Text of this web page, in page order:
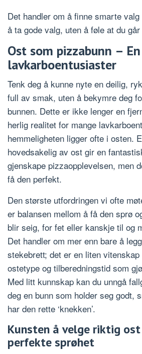
Det handler om å finne smarte
å ta gode valg, uten å føle at du
Ost som pizzabunn –
lavkarboentusiaster
Tenk deg å kunne nyte en deilig,
full av smak, uten å bekymre deg
bunnen. Dette er ikke lenger en
herlig realitet for mange
hemmeligheten ligger ofte i osten.
hovedsakelig av ost gir en
gjenskape pizzaopplevelsen, men
få den perfekt.
Den største utfordringen vi ofte
er balansen mellom å få den sprø
blir seig, for fet eller kanskje til og
Det handler om mer enn bare å
stekebrett; det er en liten
ostetype og tilberedningstid som
Med litt kunnskap kan du unngå
deg en bunn som holder seg godt,
har den rette ‘knekken’.
Kunsten å velge riktig
perfekte sprøhet